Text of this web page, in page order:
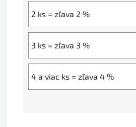
2 ks = zľava 2 %
3 ks = zľava 3 %
4 a viac ks = zľava 4 %